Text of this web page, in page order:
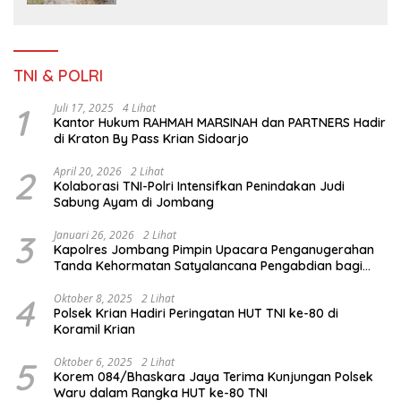
TNI & POLRI
1 Juli 17, 2025 4 Lihat
Kantor Hukum RAHMAH MARSINAH dan PARTNERS Hadir
di Kraton By Pass Krian Sidoarjo
2 April 20, 2026 2 Lihat
Kolaborasi TNI-Polri Intensifkan Penindakan Judi
Sabung Ayam di Jombang
3 Januari 26, 2026 2 Lihat
Kapolres Jombang Pimpin Upacara Penganugerahan
Tanda Kehormatan Satyalancana Pengabdian bagi
4 Oktober 8, 2025 2 Lihat
Polsek Krian Hadiri Peringatan HUT TNI ke-80 di
Koramil Krian
5 Oktober 6, 2025 2 Lihat
Korem 084/Bhaskara Jaya Terima Kunjungan Polsek